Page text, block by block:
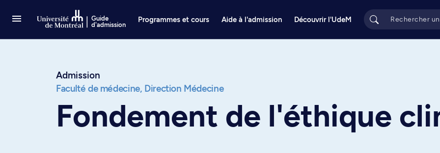
Guide
d'admission
Programmes et cours Aide à l'admission Découvrir l'UdeM
Admission
Faculté de médecine, Direction Médecine
Fondement de l'éthique